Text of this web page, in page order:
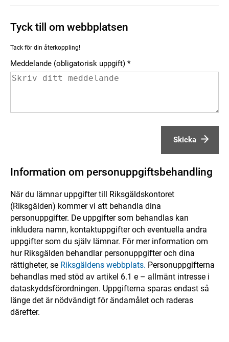
Tyck till om webbplatsen
Tack för din återkoppling!
Meddelande (obligatorisk uppgift)
Skicka
Information om personuppgiftsbehandling
När du lämnar uppgifter till Riksgäldskontoret
(Riksgälden) kommer vi att behandla dina
personuppgifter. De uppgifter som behandlas kan
inkludera namn, kontaktuppgifter och eventuella andra
uppgifter som du själv lämnar. För mer information om
hur Riksgälden behandlar personuppgifter och dina
rättigheter, se Riksgäldens webbplats. Personuppgifterna
behandlas med stöd av artikel 6.1 e – allmänt intresse i
dataskyddsförordningen. Uppgifterna sparas endast så
länge det är nödvändigt för ändamålet och raderas
därefter.